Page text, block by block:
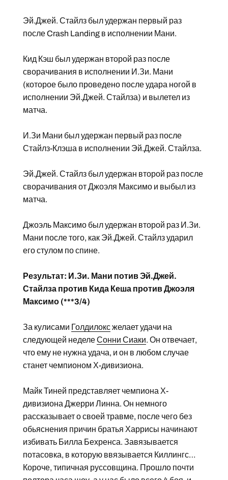
Эй.Джей. Стайлз был удержан первый раз
после Crash Landing в исполнении Мани.
Кид Кэш был удержан второй раз после
сворачивания в исполнении И.Зи. Мани
(которое было проведено после удара ногой в
исполнении Эй.Джей. Стайлза) и вылетел из
матча.
И.Зи Мани был удержан первый раз после
Стайлз-Клэша в исполнении Эй.Джей. Стайлза.
Эй.Джей. Стайлз был удержан второй раз после
сворачивания от Джоэля Максимо и выбыл из
матча.
Джоэль Максимо был удержан второй раз И.Зи.
Мани после того, как Эй.Джей. Стайлз ударил
его стулом по спине.
Результат: И.Зи. Мани потив Эй.Джей.
Стайлза против Кида Кеша против Джоэля
Максимо (***3/4)
За кулисами Голдилоксжелает удачи на
следующей неделеСонни Сиаки. Он отвечает,
что ему не нужна удача, и он в любом случае
станет чемпионом Х-дивизиона.
Майк Тиней представляет чемпиона Х-
дивизиона Джерри Линна. Он немного
рассказывает о своей травме, после чего без
обьяснения причин братья Харрисы начинают
избивать Билла Бехренса. Завязывается
потасовка, в которую ввязывается Киллингс…
Короче, типичная руссовщина. Прошло почти